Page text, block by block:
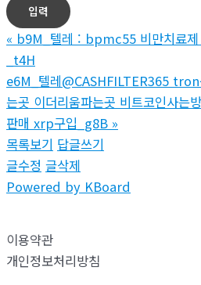
« b9M_텔레 : bpmc55 비만치료제
_t4H
e6M_텔레@CASHFILTER365
는곳 이더리움파는곳 비트코인사는
판매 xrp구입_g8B »
목록보기 답글쓰기
글수정 글삭제
Powered by KBoard
이용약관
개인정보처리방침